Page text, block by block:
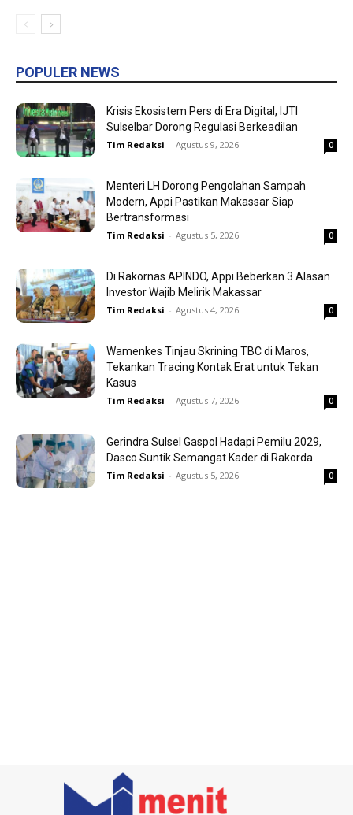
POPULER NEWS
Krisis Ekosistem Pers di Era Digital, IJTI
Sulselbar Dorong Regulasi Berkeadilan
Tim Redaksi - Agustus 9, 2026 0
Menteri LH Dorong Pengolahan Sampah
Modern, Appi Pastikan Makassar Siap
Bertransformasi
Tim Redaksi - Agustus 5, 2026 0
Di Rakornas APINDO, Appi Beberkan 3 Alasan
Investor Wajib Melirik Makassar
Tim Redaksi - Agustus 4, 2026 0
Wamenkes Tinjau Skrining TBC di Maros,
Tekankan Tracing Kontak Erat untuk Tekan
Kasus
Tim Redaksi - Agustus 7, 2026 0
Gerindra Sulsel Gaspol Hadapi Pemilu 2029,
Dasco Suntik Semangat Kader di Rakorda
Tim Redaksi - Agustus 5, 2026 0